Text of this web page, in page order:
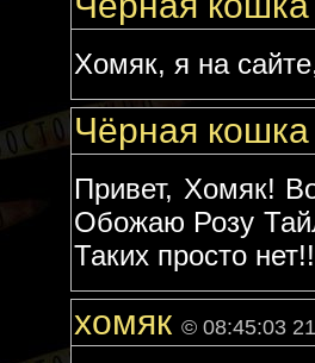
Хомяк, я на
Чёрная
Привет, Хомяк!
Обожаю Розу
Таких просто
хомяк © 08:45:03